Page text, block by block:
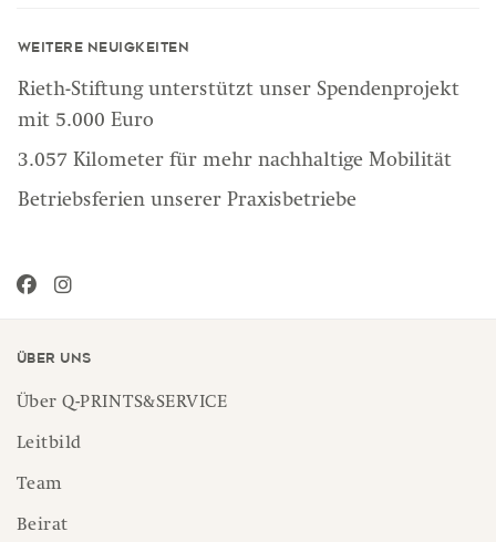
Weitere Neuigkeiten
Rieth-Stiftung unterstützt unser Spendenprojekt
mit 5.000 Euro
3.057 Kilometer für mehr nachhaltige Mobilität
Betriebsferien unserer Praxisbetriebe
Über uns
Über Q-PRINTS&SERVICE
Leitbild
Team
Beirat